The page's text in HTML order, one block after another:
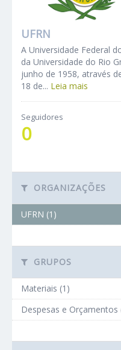
UFRN
A Universidade Federal
da Universidade do Rio
junho de 1958, através
18 de... Leia mais
Seguidores
0
ORGANIZAÇÕES
UFRN (1)
GRUPOS
Materiais (1)
Despesas e Orçamentos